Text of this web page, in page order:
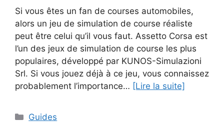
Si vous êtes un fan de courses automobiles,
alors un jeu de simulation de course réaliste
peut être celui qu’il vous faut. Assetto Corsa est
l’un des jeux de simulation de course les plus
populaires, développé par KUNOS-Simulazioni
Srl. Si vous jouez déjà à ce jeu, vous connaissez
probablement l’importance… [Lire la suite]
Catégories
Guides